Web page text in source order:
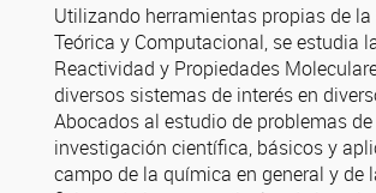
Utilizando herramientas propias de
Teórica y Computacional, se estudia
Reactividad y Propiedades
diversos sistemas de interés en
Abocados al estudio de problemas de
investigación científica, básicos y
campo de la química en general y de